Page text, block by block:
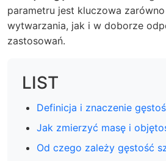
parametru jest kluczowa
wytwarzania, jak i w doborze
zastosowań.
LIST
Definicja i znaczenie
Jak zmierzyć masę i
Od czego zależy gęstość